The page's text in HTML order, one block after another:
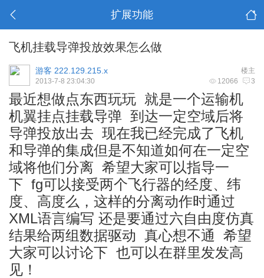
扩展功能
飞机挂载导弹投放效果怎么做
楼主
游客 222.129.215.x
12066 3
2013-7-8 23:04:30
最近想做点东西玩玩 就是一个运输机
机翼挂点挂载导弹 到达一定空域后将
导弹投放出去 现在我已经完成了飞机
和导弹的集成但是不知道如何在一定空
域将他们分离 希望大家可以指导一
下 fg可以接受两个飞行器的经度、纬
度、高度么，这样的分离动作时通过
XML语言编写 还是要通过六自由度仿真
结果给两组数据驱动 真心想不通 希望
大家可以讨论下 也可以在群里发发高
见！